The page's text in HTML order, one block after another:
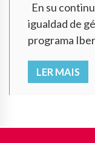
En su
igualdad de
programa
LER MAIS